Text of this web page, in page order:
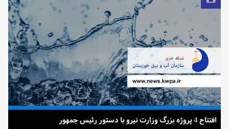
افتتاح 4 پروژه بزرگ وزارت نیرو با دستور رئیس جمهور